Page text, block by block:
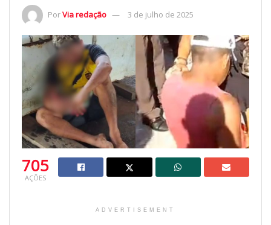
PorVia redação 3 de julho de 2025
705
AÇÕES
ADVERTISEMENT